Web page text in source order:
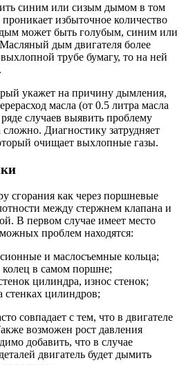
синим или сизым дымом в том
избыточное количество
может быть голубым, синим или
дым двигателя более
трубе бумагу, то на ней
укажет на причину дымления,
масла (от 0.5 литра масла
случаев выявить проблему
Диагностику затрудняет
очищает выхлопные газы.
сгорания как через поршневые
между стержнем клапана и
В первом случае имеет место
проблем находятся:
и маслосъемные кольца;
колец в самом поршне;
цилиндра, износ стенок;
стенках цилиндров;
совпадает с тем, что в двигателе
возможен рост давления
добавить, что в случае
двигатель будет дымить